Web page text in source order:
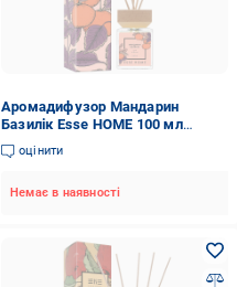
Аромадифузор Мандарин
Базилік Esse HOME 100 мл
(HOME-MB)
оцінити
Немає в наявності